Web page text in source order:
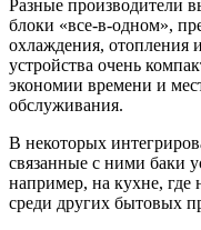
Разные производители
блоки «все-в-одном»,
охлаждения, отопления
устройства очень
экономии времени и
обслуживания.
В некоторых
связанные с ними баки
например, на кухне,
среди других бытовых